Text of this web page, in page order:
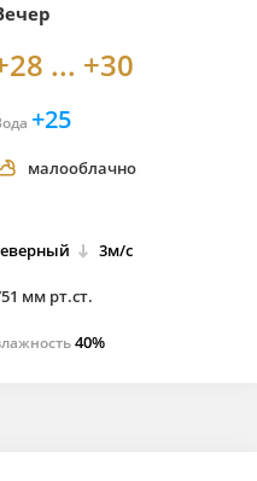
... +30
+25
малооблачно
3м/с
мм рт.ст.
40%